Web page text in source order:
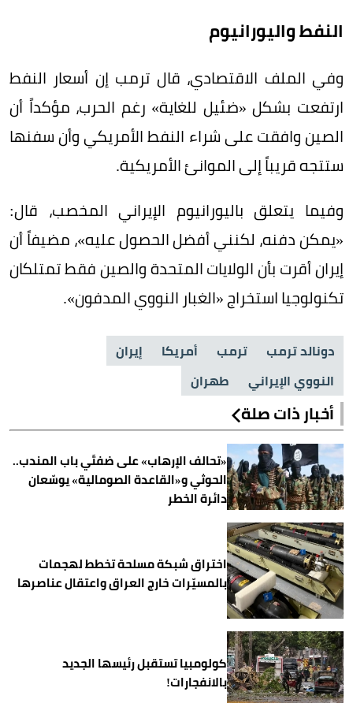
النفط واليورانيوم
وفي الملف الاقتصادي، قال ترمب إن أسعار النفط
ارتفعت بشكل «ضئيل للغاية» رغم الحرب، مؤكداً أن
الصين وافقت على شراء النفط الأمريكي وأن سفنها
ستتجه قريباً إلى الموانئ الأمريكية.
وفيما يتعلق باليورانيوم الإيراني المخصب، قال:
«يمكن دفنه، لكنني أفضل الحصول عليه»، مضيفاً أن
إيران أقرت بأن الولايات المتحدة والصين فقط تمتلكان
تكنولوجيا استخراج «الغبار النووي المدفون».
دونالد ترمب ترمب أمريكا
إيران
النووي الإيراني
طهران
أخبار ذات صلة
«تحالف الإرهاب» على ضفتَي باب المندب..
الحوثي و«القاعدة الصومالية» يوسّعان
دائرة الخطر
اختراق شبكة مسلحة تخطط لهجمات
بالمسيّرات خارج العراق واعتقال عناصرها
كولومبيا تستقبل رئيسها الجديد
بالانفجارات!